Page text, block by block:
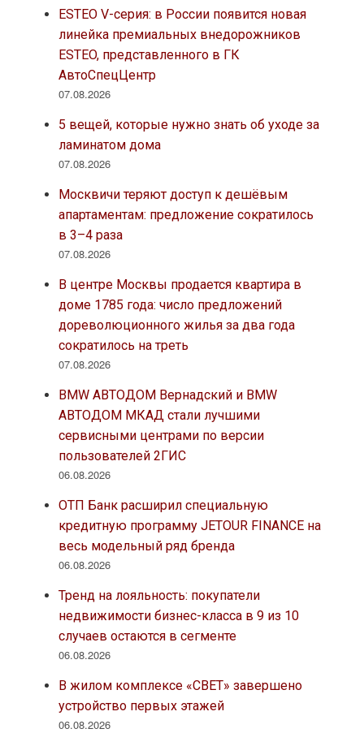
ESTEO V-серия: в России появится новая
линейка премиальных внедорожников
ESTEO, представленного в ГК
АвтоСпецЦентр
07.08.2026
5 вещей, которые нужно знать об уходе за
ламинатом дома
07.08.2026
Москвичи теряют доступ к дешёвым
апартаментам: предложение сократилось
в 3–4 раза
07.08.2026
В центре Москвы продается квартира в
доме 1785 года: число предложений
дореволюционного жилья за два года
сократилось на треть
07.08.2026
BMW АВТОДОМ Вернадский и BMW
АВТОДОМ МКАД стали лучшими
сервисными центрами по версии
пользователей 2ГИС
06.08.2026
ОТП Банк расширил специальную
кредитную программу JETOUR FINANCE на
весь модельный ряд бренда
06.08.2026
Тренд на лояльность: покупатели
недвижимости бизнес-класса в 9 из 10
случаев остаются в сегменте
06.08.2026
В жилом комплексе «СВЕТ» завершено
устройство первых этажей
06.08.2026